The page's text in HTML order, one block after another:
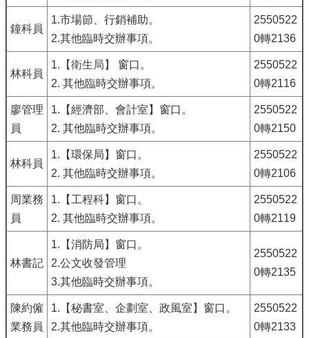
鐘科員
1.市場節、行銷補助。
2.其他臨時交辦事項。
2550522
0轉2136
林科員
1. 【衛生局 】
窗口。
2. 其他臨時交辦事項。
2550522
0轉2116
廖管理
員
1.【經濟部、會計室】窗口。
2. 其他臨時交辦事項。
2550522
0轉2150
林科員
1.【環保局】窗口。
2. 其他臨時交辦事項。
2550522
0轉2106
周業務
員
1.【工程科】窗口。
2. 其他臨時交辦事項。
2550522
0轉2119
林書記
1. 【消防局 】 窗口。
2.公文收發管理
3.其他臨時交辦事項。
2550522
0轉2135
陳約僱
業務員
1. 【秘書室、企劃室、政風室 】 窗口。
2.其他臨時交辦事項。
2550522
0轉2133